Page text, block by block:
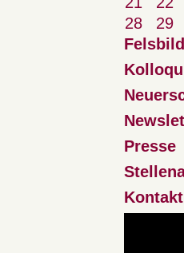
28
29
Presse
Kontakt